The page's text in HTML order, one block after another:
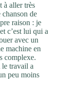
à aller très
de
raison : je
c’est lui qui a
avec un
machine en
complexe.
le travail a
peu moins